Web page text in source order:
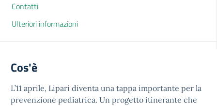
Contatti
Ulteriori informazioni
Cos'è
L’11 aprile, Lipari diventa una tappa importante per la
prevenzione pediatrica. Un progetto itinerante che